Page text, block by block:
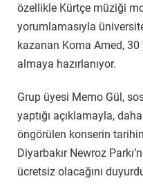
özellikle Kürtçe müziği
yorumlamasıyla
kazanan Koma Amed, 30
almaya hazırlanıyor.
Grup üyesi Memo Gül,
yaptığı açıklamayla,
öngörülen konserin
Diyarbakır Newroz
ücretsiz olacağını